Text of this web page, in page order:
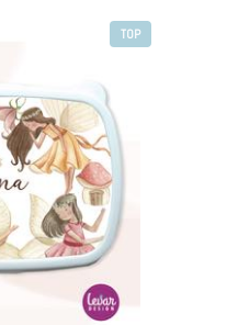
TOP